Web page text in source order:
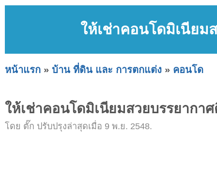
ให้เช่าคอนโดมิเนียม
หน้าแรก » บ้าน ที่ดิน และ การตกแต่ง » คอนโด
ให้เช่าคอนโดมิเนียมสวยบรรยากา
โดย ตั๊ก ปรับปรุงล่าสุดเมื่อ 9 พ.ย. 2548.